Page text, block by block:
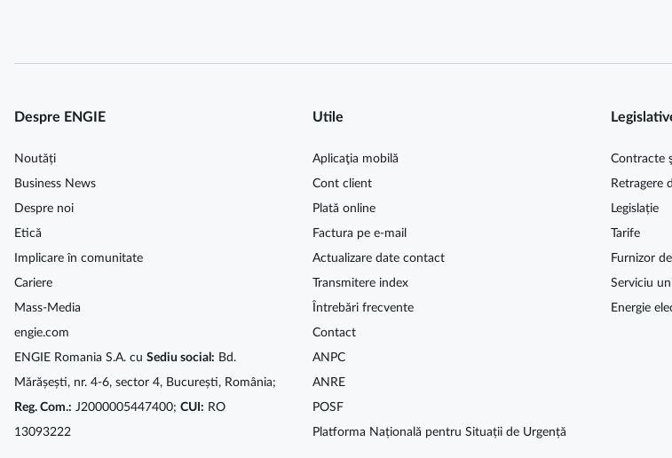
Despre ENGIE
Noutăți
Business News
Despre noi
Etică
Implicare în comunitate
Cariere
Mass-Media
engie.com
ENGIE Romania S.A. cu Sediu social: Bd.
Mărășești, nr. 4-6, sector 4, București, România;
Reg. Com.: J2000005447400; CUI: RO
13093222
Utile
Aplicaţia mobilă
Cont client
Plată online
Factura pe e-mail
Actualizare date contact
Transmitere index
Întrebări frecvente
Contact
ANPC
ANRE
POSF
Platforma Națională pentru Situații de Urgență
Contracte
Retragere
Legislație
Tarife
Furnizor
Serviciu
Energie